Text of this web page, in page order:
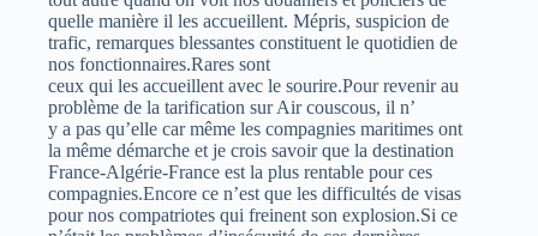
quelle manière il les accueillent. Mépris, suspicion de
trafic, remarques blessantes constituent le quotidien de
nos fonctionnaires.Rares sont
ceux qui les accueillent avec le sourire.Pour revenir au
problème de la tarification sur Air couscous, il n’
y a pas qu’elle car même les compagnies maritimes ont
la même démarche et je crois savoir que la destination
France-Algérie-France est la plus rentable pour ces
compagnies.Encore ce n’est que les difficultés de visas
pour nos compatriotes qui freinent son explosion.Si ce